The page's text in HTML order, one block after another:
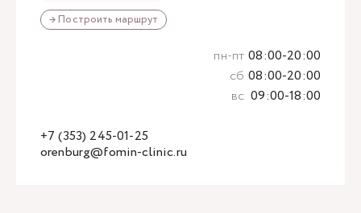
→ Построить маршрут
orenburg@fomin-clinic.ru
+7 (353) 245-01-25
пн-пт 08:00-20:00
сб 08:00-20:00
вс 09:00-18:00